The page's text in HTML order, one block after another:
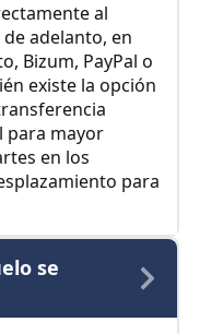
al
adelanto, en
Bizum, PayPal o
existe la opción
para mayor
en los
para
se